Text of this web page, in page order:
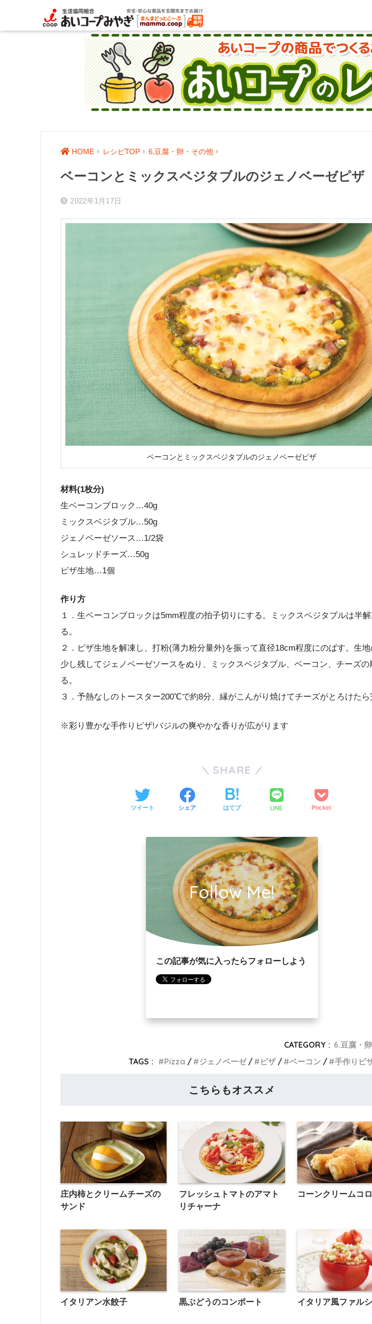
HOME レシピTOP 6.豆腐・卵・その他
ベーコンとミックスベジタブルのジェノベーゼピザ
2022年1月17日
ベーコンとミックスベジタブルのジェノベーゼピザ
材料(1枚分)
生ベーコンブロック…40g
ミックスベジタブル…50g
ジェノベーゼソース…1/2袋
シュレッドチーズ…50g
ピザ生地…1個
作り方
１．生ベーコンブロックは5mm程度の拍子切りにする。ミックスベジタブルは半
る。
２．ピザ生地を解凍し、打粉(薄力粉分量外)を振って直径18cm程度にのばす。生
少し残してジェノベーゼソースをぬり、ミックスベジタブル、ベーコン、チーズの
る。
３．予熱なしのトースター200℃で約8分、縁がこんがり焼けてチーズがとろけたら
※彩り豊かな手作りピザ!バジルの爽やかな香りが広がります
SHARE
ツイート シェア はてブ LINE Pocket
Follow Me!
この記事が気に入ったらフォローしよう
CATEGORY : 6.豆腐・
TAGS :
Pizza ジェノベーゼ ピザ ベーコン 手作りピ
こちらもオススメ
庄内柿とクリームチーズの
サンド
フレッシュトマトのアマト
リチャーナ
コーンクリームコ
イタリアン水餃子 黒ぶどうのコンポート イタリア風ファルシ